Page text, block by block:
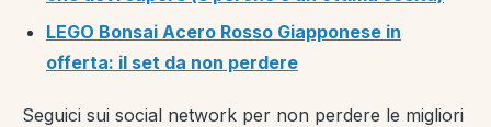
LEGO Bonsai Acero Rosso Giapponese in
offerta: il set da non perdere
Seguici sui social network per non perdere le migliori